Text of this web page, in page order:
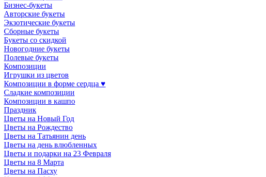
Бизнес-букеты
Авторские букеты
Экзотические букеты
Сборные букеты
Букеты со скидкой
Новогодние букеты
Полевые букеты
Композиции
Игрушки из цветов
Композиции в форме сердца ♥
Сладкие композиции
Композиции в кашпо
Праздник
Цветы на Новый Год
Цветы на Рождество
Цветы на Татьянин день
Цветы на день влюбленных
Цветы и подарки на 23 Февраля
Цветы на 8 Марта
Цветы на Пасху